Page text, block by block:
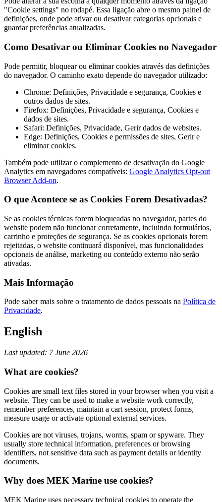
"Cookie settings" no rodapé. Essa ligação abre o mesmo painel de
definições, onde pode ativar ou desativar categorias opcionais e
guardar preferências atualizadas.
Como Desativar ou Eliminar Cookies no Navegador
Pode permitir, bloquear ou eliminar cookies através das definições
do navegador. O caminho exato depende do navegador utilizado:
Chrome: Definições, Privacidade e segurança, Cookies e
outros dados de sites.
Firefox: Definições, Privacidade e segurança, Cookies e
dados de sites.
Safari: Definições, Privacidade, Gerir dados de websites.
Edge: Definições, Cookies e permissões de sites, Gerir e
eliminar cookies.
Também pode utilizar o complemento de desativação do Google
Analytics em navegadores compatíveis: Google Analytics Opt-out
Browser Add-on.
O que Acontece se as Cookies Forem Desativadas?
Se as cookies técnicas forem bloqueadas no navegador, partes do
website podem não funcionar corretamente, incluindo formulários,
carrinho e proteções de segurança. Se as cookies opcionais forem
rejeitadas, o website continuará disponível, mas funcionalidades
opcionais de análise, marketing ou conteúdo externo não serão
ativadas.
Mais Informação
Pode saber mais sobre o tratamento de dados pessoais na Política de
Privacidade.
English
Last updated: 7 June 2026
What are cookies?
Cookies are small text files stored in your browser when you visit a
website. They can be used to make a website work correctly,
remember preferences, maintain a cart session, protect forms,
measure usage or activate optional external services.
Cookies are not viruses, trojans, worms, spam or spyware. They
usually store technical information, preferences or browsing
identifiers, not sensitive data such as payment details or identity
documents.
Why does MEK Marine use cookies?
MEK Marine uses necessary technical cookies to operate the